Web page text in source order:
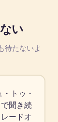
い
待たないよ
トゥ・
聞き続
ードオ